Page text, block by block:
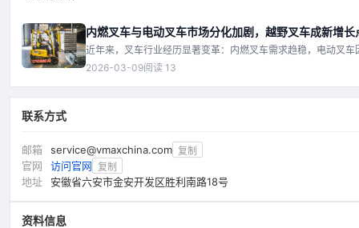
内燃叉车与电动叉车市场分化加剧，越野叉车成新增长
近年来，叉车行业经历显著变革：内燃叉车需求趋稳，电动叉车
和成本优势快速渗透，越野叉车在基建和农业领域异军突起。本
2026-03-09阅读 13
联系方式
邮箱 service@vmaxchina.com 复制
官网 访问官网 复制
地址 安徽省六安市金安开发区胜利南路18号
资料信息